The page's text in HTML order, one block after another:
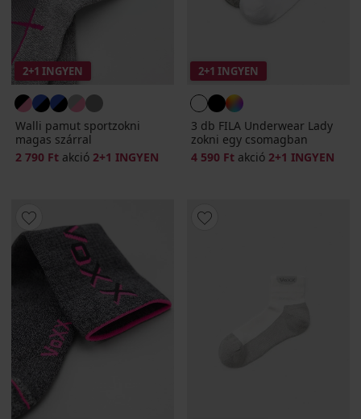
2+1 INGYEN
Walli pamut sportzokni
magas szárral
2 790 Ft akció 2+1 INGYEN
2+1 INGYEN
3 db FILA Underwear Lady
zokni egy csomagban
4 590 Ft akció 2+1 INGYEN